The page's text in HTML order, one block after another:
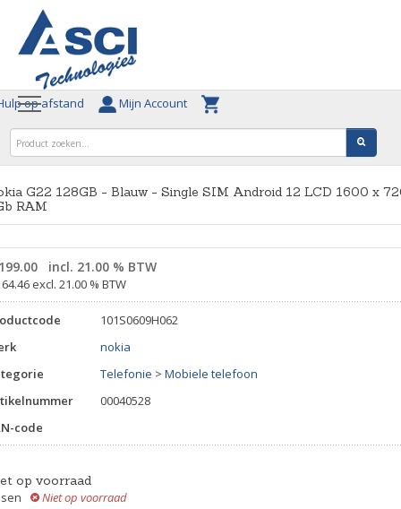
op afstand Mijn Account
G22 128GB - Blauw - Single SIM Android 12 LCD 1600 x
RAM
incl. 21.00 % BTW
excl. 21.00 % BTW
101S0609H062
nokia
Telefonie > Mobiele telefoon
00040528
code
op voorraad
Niet op voorraad